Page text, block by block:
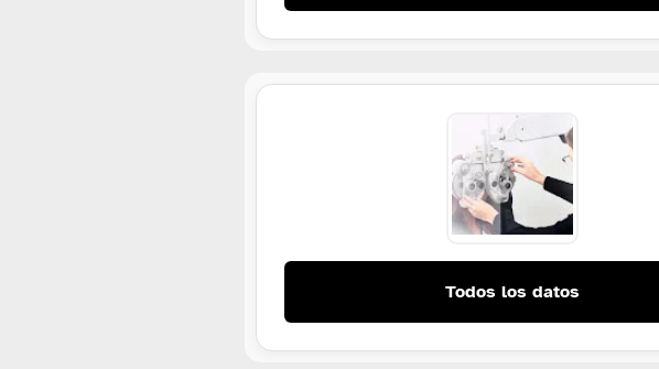
Todos los datos